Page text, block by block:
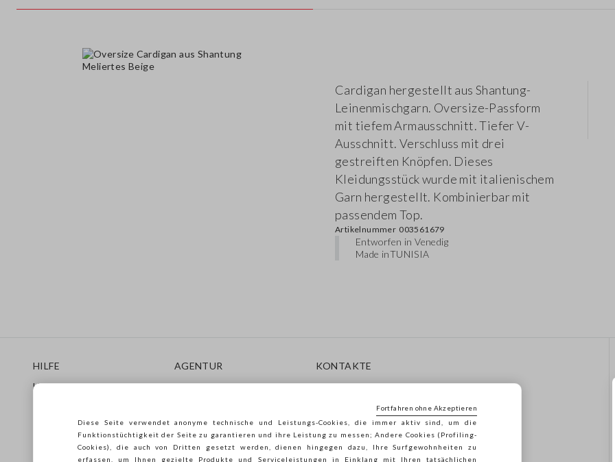
Cardigan hergestellt aus Shantung-
Leinenmischgarn. Oversize-Passform
mit tiefem Armausschnitt. Tiefer V-
Ausschnitt. Verschluss mit drei
gestreiften Knöpfen. Dieses
Kleidungsstück wurde mit italienischem
Garn hergestellt. Kombinierbar mit
passendem Top.
Artikelnummer 003561679
Entworfen in Venedig
Made inTUNISIA
HILFE
Häufig Gestellte Fragen
Care Guide
AGENTUR
Store locator
Franchsing
Accessibility
KONTAKTE
Rufen Sie Uns An: 041
Senden Sie Uns Eine E-Mail
Folgen Sie Ihrer
Bestellung/Rücksendung
Diese Seite verwendet anonyme technische und Leistungs-Cookies, die immer aktiv sind, um die
Funktionstüchtigkeit der Seite zu garantieren und ihre Leistung zu messen; Andere Cookies (Profiling-
Cookies), die auch von Dritten gesetzt werden, dienen hingegen dazu, Ihre Surfgewohnheiten zu
erfassen, um Ihnen gezielte Produkte und Serviceleistungen in Einklang mit Ihren tatsächlichen
Fortfahren ohne Akzeptieren